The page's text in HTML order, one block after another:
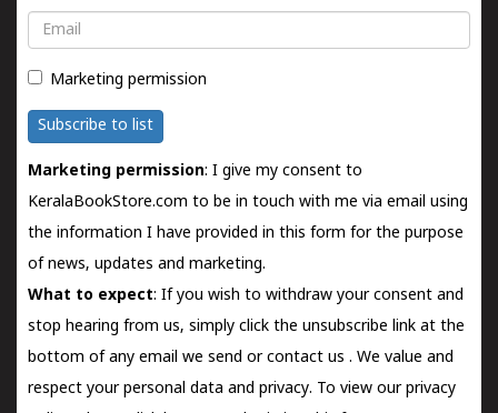
Email
Marketing permission
Subscribe to list
Marketing permission: I give my consent to
KeralaBookStore.com to be in touch with me via email using
the information I have provided in this form for the purpose
of news, updates and marketing.
What to expect: If you wish to withdraw your consent and
stop hearing from us, simply click the unsubscribe link at the
bottom of any email we send orcontact us . We value and
respect your personal data and privacy. To view our privacy